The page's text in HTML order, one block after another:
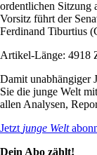
ordentlichen Sitzung
Vorsitz führt der
Ferdinand Tiburtius
Artikel-Länge: 4918
Damit unabhängiger
Sie die junge Welt
allen Analysen,
Jetzt junge Welt
Dein Abo zählt!